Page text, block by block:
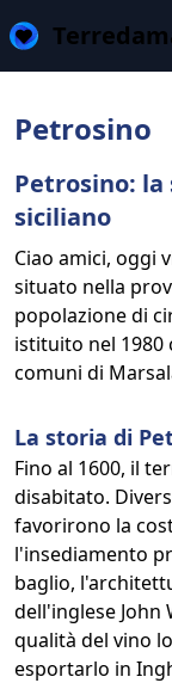
Petrosino
Petrosino:
siciliano
Ciao amici, oggi
situato nella
popolazione di
istituito nel 1980
comuni di
La storia di
Fino al 1600, il
disabitato.
favorirono la
l'insediamento
baglio,
dell'inglese John
qualità del vino
esportarlo in